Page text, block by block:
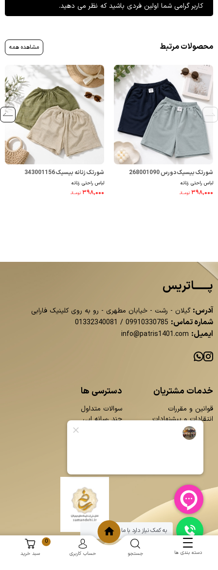
کاربر گرامی شما اولین فردی باشید که نظر می دهید.
محصولات مرتبط مشاهده همه
شورتک بیسیک دورس 268001090
لباس راحتی زنانه
۳۹۸,۰۰۰ تومــانـ
شورتک زنانه بیسیک 343001156
لباس راحتی زنانه
۳۹۸,۰۰۰ تومــانـ
پــــــاتریس
آدرس: گیلان - رشت - خیابان مطهری - رو به روی کلینیک فارابی
شماره تماس: 09910330785
/
01332340081
ایمیل: info@patris1401.com
خدمات مشتریان
قوانین و مقررات
انتقادات و پیشنهادات
دسترسی ها
سوالات متداول
چند رسانه ایی
دسته بندی ها جستجو حساب کاربری
0
سبد خرید
به کمک نیاز دارد با ما چت کنید